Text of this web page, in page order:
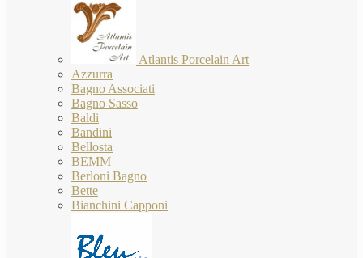
Atlantis Porcelain Art
Azzurra
Bagno Associati
Bagno Sasso
Baldi
Bandini
Bellosta
BEMM
Berloni Bagno
Bette
Bianchini Capponi